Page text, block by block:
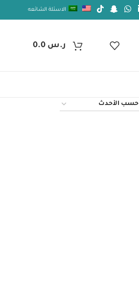
الاسئلة الشائعه
ر.س